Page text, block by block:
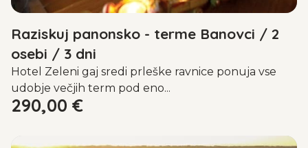
Raziskuj panonsko - terme Banovci / 2
osebi / 3 dni
Hotel Zeleni gaj sredi prleške ravnice ponuja vse
udobje večjih term pod eno...
290,00 €